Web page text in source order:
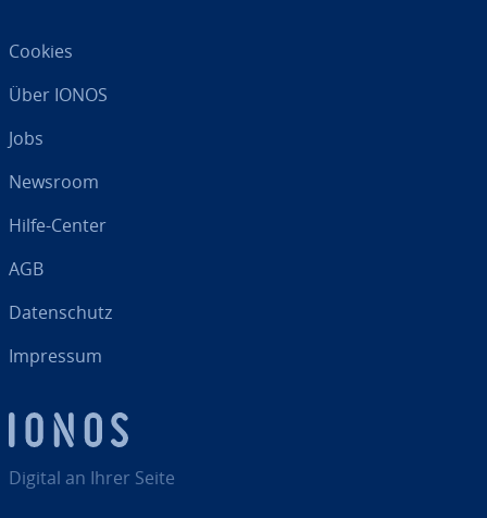
Digital an Ihrer Seite
Cookies
Über IONOS
Jobs
Newsroom
Hilfe-Center
AGB
Da­ten­schutz
Impressum